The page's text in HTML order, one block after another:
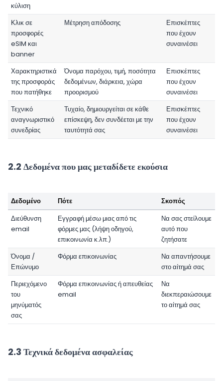
κύλιση
Κλικ σε
προσφορές
eSIM και
banner
Μέτρηση απόδοσης
Επισκέπτες
που έχουν
συναινέσει
Χαρακτηριστικά
της προσφοράς
που πατήθηκε
Όνομα παρόχου, τιμή, ποσότητα
δεδομένων, διάρκεια, χώρα
προορισμού
Επισκέπτες
που έχουν
συναινέσει
Τεχνικό
αναγνωριστικό
συνεδρίας
Τυχαίο, δημιουργείται σε κάθε
επίσκεψη, δεν συνδέεται με την
ταυτότητά σας
Επισκέπτες
που έχουν
συναινέσει
2.2 Δεδομένα που μας μεταδίδετε εκούσια
Δεδομένο Πότε Σκοπός
Διεύθυνση
email
Εγγραφή μέσω μιας από τις
φόρμες μας (λήψη οδηγού,
επικοινωνία κ.λπ.)
Να σας στείλουμε
αυτό που
ζητήσατε
Όνομα /
Επώνυμο
Φόρμα επικοινωνίας
Να απαντήσουμε
στο αίτημά σας
Περιεχόμενο
του
μηνύματός
σας
Φόρμα επικοινωνίας ή απευθείας
email
Να
διεκπεραιώσουμε
το αίτημά σας
2.3 Τεχνικά δεδομένα ασφαλείας